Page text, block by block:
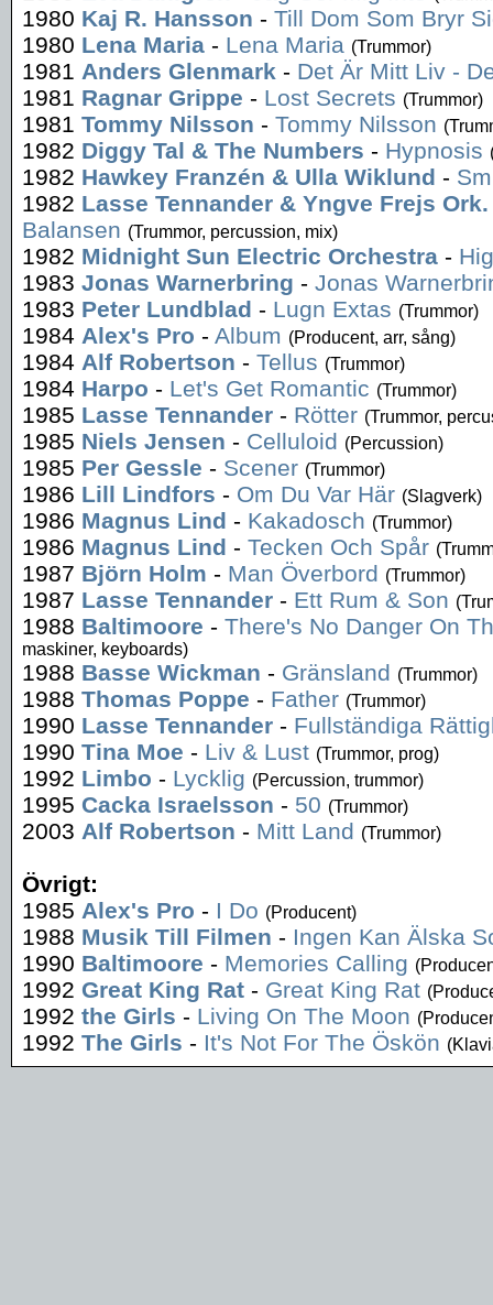
1980 Kaj R. Hansson - Till Dom Som Bryr
1980 Lena Maria - Lena Maria (Trummor)
1981 Anders Glenmark - Det Är Mitt Liv -
1981 Ragnar Grippe - Lost Secrets (Trummor)
1981 Tommy Nilsson - Tommy Nilsson
1982 Diggy Tal & The Numbers - Hypnosis
1982 Hawkey Franzén & Ulla Wiklund -
1982 Lasse Tennander & Yngve Frejs Ork.
Balansen (Trummor, percussion, mix)
1982 Midnight Sun Electric Orchestra -
1983 Jonas Warnerbring - Jonas
1983 Peter Lundblad - Lugn Extas (Trummor)
1984 Alex's Pro - Album (Producent, arr, sång)
1984 Alf Robertson - Tellus (Trummor)
1984 Harpo - Let's Get Romantic (Trummor)
1985 Lasse Tennander - Rötter (Trummor,
1985 Niels Jensen - Celluloid (Percussion)
1985 Per Gessle - Scener (Trummor)
1986 Lill Lindfors - Om Du Var Här (Slagverk)
1986 Magnus Lind - Kakadosch (Trummor)
1986 Magnus Lind - Tecken Och Spår
1987 Björn Holm - Man Överbord (Trummor)
1987 Lasse Tennander - Ett Rum & Son
1988 Baltimoore - There's No Danger On
maskiner, keyboards)
1988 Basse Wickman - Gränsland (Trummor)
1988 Thomas Poppe - Father (Trummor)
1990 Lasse Tennander - Fullständiga
1990 Tina Moe - Liv & Lust (Trummor, prog)
1992 Limbo - Lycklig (Percussion, trummor)
1995 Cacka Israelsson - 50 (Trummor)
2003 Alf Robertson - Mitt Land (Trummor)
Övrigt:
1985 Alex's Pro - I Do (Producent)
1988 Musik Till Filmen - Ingen Kan Älska
1990 Baltimoore - Memories Calling
1992 Great King Rat - Great King Rat
1992 the Girls - Living On The Moon
1992 The Girls - It's Not For The Öskön